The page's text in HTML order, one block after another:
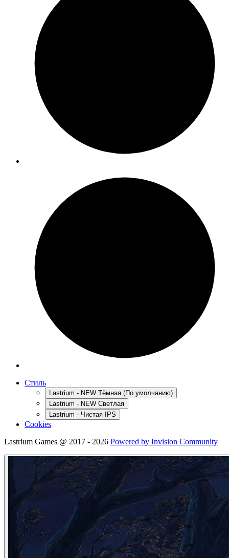
Стиль
Lastrium - NEW Тёмная (По умолчанию)
Lastrium - NEW Светлая
Lastrium - Чистая IPS
Cookies
Lastrium Games @ 2017 - 2026 Powered by Invision Community